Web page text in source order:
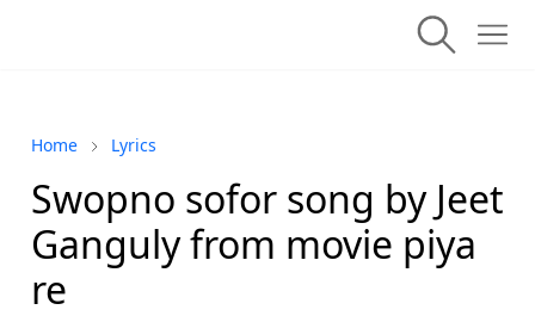
Home Lyrics
Swopno sofor song by Jeet
Ganguly from movie piya
re